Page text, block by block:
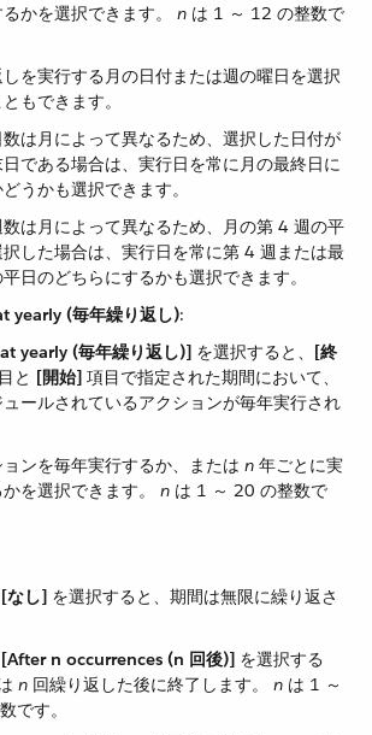
かを選択できます。 n ​ は 1 ～ 12 の整数で
を実行する月の日付または週の曜日を選択
もできます。
数は月によって異なるため、選択した日付が
日である場合は、実行日を常に月の最終日に
うかも選択できます。
数は月によって異なるため、月の第 4 週の平
択した場合は、実行日を常に第 4 週または最
日のどちらにするかも選択できます。
yearly (毎年繰り返し)​:
yearly (毎年繰り返し)] ​ を選択すると、​ [終
と [開始] ​ 項目で指定された期間において、
ュールされているアクションが毎年実行され
ンを毎年実行するか、または n ​ 年ごとに実
を選択できます。 n ​ は 1 ～ 20 の整数で
[なし] ​ を選択すると、期間は無限に繰り返さ
[After n occurrences (n 回後)] ​ を選択する
n ​ 回繰り返した後に終了します。 n ​ は 1 ～
です。